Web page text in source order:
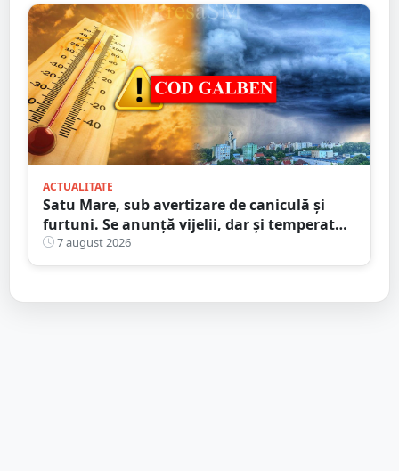
ACTUALITATE
Satu Mare, sub avertizare de caniculă și
furtuni. Se anunță vijelii, dar și temperaturi
ridicate. Avertizarea ANM
7 august 2026